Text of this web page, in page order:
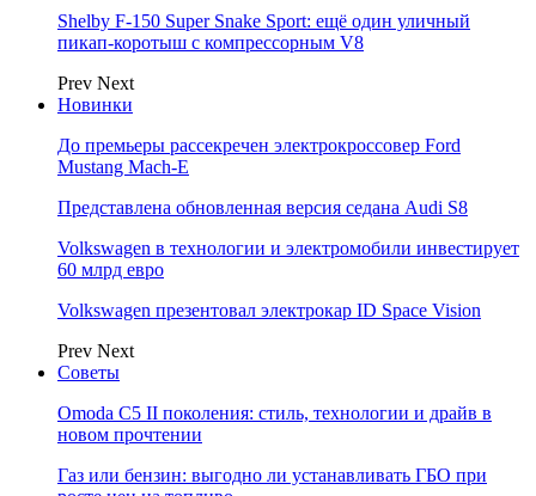
Shelby F-150 Super Snake Sport: ещё один уличный
пикап-коротыш с компрессорным V8
Prev Next
Новинки
До премьеры рассекречен электрокроссовер Ford
Mustang Mach-E
Представлена обновленная версия седана Audi S8
Volkswagen в технологии и электромобили инвестирует
60 млрд евро
Volkswagen презентовал электрокар ID Space Vision
Prev Next
Советы
Omoda C5 II поколения: стиль, технологии и драйв в
новом прочтении
Газ или бензин: выгодно ли устанавливать ГБО при